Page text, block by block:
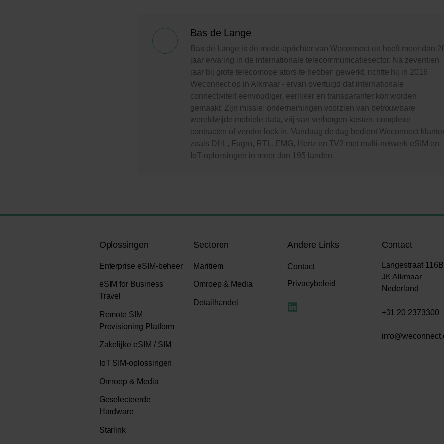
Bas de Lange
Bas de Lange is de mede-oprichter van Weconnect en heeft meer dan
jaar ervaring in de internationale telecommunicatiesector. Na zeventien
jaar bij grote telecomoperators te hebben gewerkt, richtte hij in 2016
Weconnect op in Alkmaar - ervan overtuigd dat internationale
connectiviteit eenvoudiger, eerlijker en transparanter kon worden
gemaakt. Zijn missie: ondernemingen voorzien van betrouwbare
wereldwijde mobiele data, vrij van verborgen kosten, complexe
contracten of vendor lock-in. Vandaag de dag bedient Weconnect
zoals DHL, Fugro, RTL, EMG, Hertz en TV2 met multi-netwerk eSIM en
IoT-oplossingen in meer dan 195 landen.
Oplossingen
Enterprise eSIM-beheer
eSIM for Business
Travel
Remote SIM
Provisioning Platform
Zakelijke eSIM / SIM
IoT SIM-oplossingen
Omroep & Media
Geselecteerde
Hardware
Starlink
Sectoren
Maritiem
Omroep & Media
Detailhandel
Andere Links
Contact
Privacybeleid
Contact
Langestraat
JK Alkmaar
Nederland
+31 20 2373300